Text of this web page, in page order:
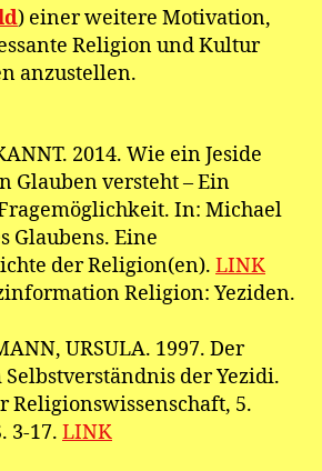
) einer weitere Motivation,
Religion und Kultur
anzustellen.
2014. Wie ein Jeside
Glauben versteht – Ein
In: Michael
Glaubens. Eine
der Religion(en). LINK
Religion: Yeziden.
URSULA. 1997. Der
Selbstverständnis der Yezidi.
5.
3-17. LINK